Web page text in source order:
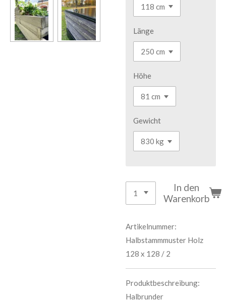
Länge
Höhe
Gewicht
In den
Warenkorb
Artikelnummer:
Halbstammmuster Holz
128 x 128 / 2
Produktbeschreibung:
Halbrunder